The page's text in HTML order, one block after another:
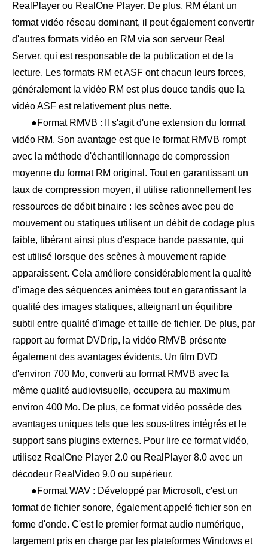
RealPlayer ou RealOne Player. De plus, RM étant un
format vidéo réseau dominant, il peut également convertir
d'autres formats vidéo en RM via son serveur Real
Server, qui est responsable de la publication et de la
lecture. Les formats RM et ASF ont chacun leurs forces,
généralement la vidéo RM est plus douce tandis que la
vidéo ASF est relativement plus nette.
●Format RMVB : Il s'agit d'une extension du format
vidéo RM. Son avantage est que le format RMVB rompt
avec la méthode d'échantillonnage de compression
moyenne du format RM original. Tout en garantissant un
taux de compression moyen, il utilise rationnellement les
ressources de débit binaire : les scènes avec peu de
mouvement ou statiques utilisent un débit de codage plus
faible, libérant ainsi plus d'espace bande passante, qui
est utilisé lorsque des scènes à mouvement rapide
apparaissent. Cela améliore considérablement la qualité
d'image des séquences animées tout en garantissant la
qualité des images statiques, atteignant un équilibre
subtil entre qualité d'image et taille de fichier. De plus, par
rapport au format DVDrip, la vidéo RMVB présente
également des avantages évidents. Un film DVD
d'environ 700 Mo, converti au format RMVB avec la
même qualité audiovisuelle, occupera au maximum
environ 400 Mo. De plus, ce format vidéo possède des
avantages uniques tels que les sous-titres intégrés et le
support sans plugins externes. Pour lire ce format vidéo,
utilisez RealOne Player 2.0 ou RealPlayer 8.0 avec un
décodeur RealVideo 9.0 ou supérieur.
●Format WAV : Développé par Microsoft, c'est un
format de fichier sonore, également appelé fichier son en
forme d'onde. C'est le premier format audio numérique,
largement pris en charge par les plateformes Windows et